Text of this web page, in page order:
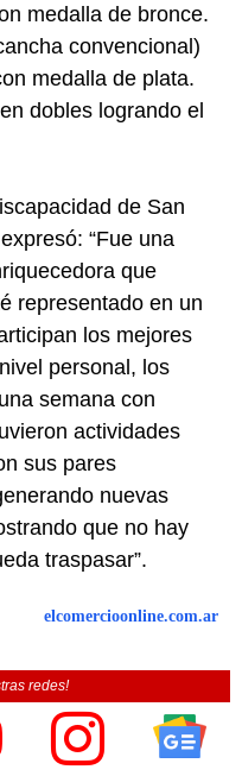
medalla de bronce.
convencional)
medalla de plata.
dobles logrando el
de San
“Fue una
que
representado en un
los mejores
personal, los
semana con
actividades
sus pares
nuevas
que no hay
traspasar”.
elcomercioonline.com.ar
redes!